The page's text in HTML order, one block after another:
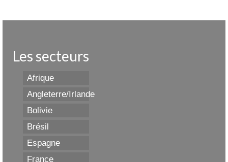
Les secteurs
Afrique
Angleterre/Irlande
Bolivie
Brésil
Espagne
France